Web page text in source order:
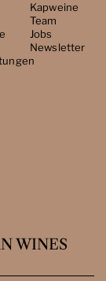
Kapweine
Team
Jobs
Newsletter
WINES